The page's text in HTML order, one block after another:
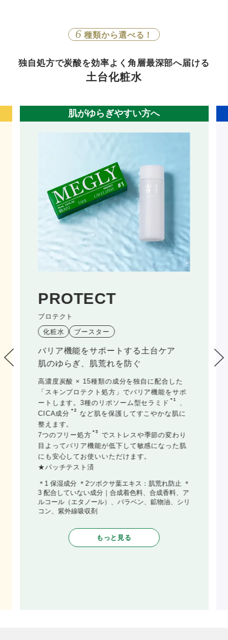
6 種類から選べる！
独自処方で炭酸を効率よく角層最深部へ届ける
土台化粧水
混合肌の方へ
SKIN SENSOR
スキンセンサー
化粧水 ブースター
肌の水分油分バランスに着目した土台
ケア
1本の同時ケアで、肌バランスさらっと
整う。
混合肌特有のTゾーン・Uゾーン別の肌悩みに着
目。
高配合のHCCA
イノシトール
Uゾーンで違う水分・皮脂量に適切にアプロー
チし、お肌を理想の状態に。さらに、うるおい
ビタミンカプセル ＊3
を高配合。
各層最深部からしっかり保湿することで、キメ
1つ1つがふっくらとうるおい、均一でなめらか
な肌に導きます。
＊1 MEGLY独自の高濃度炭酸と化粧水の配合成分
＊3 ビタミンB6誘導体とビタミンE誘導体をカプセ
ル化させたもの